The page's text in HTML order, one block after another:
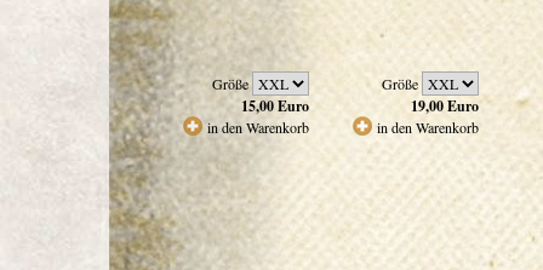
Größe
15,00Euro
in den Warenkorb
Größe
19,00Euro
in den Warenkorb